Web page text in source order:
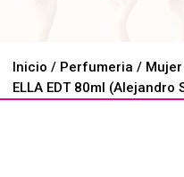
Inicio / Perfumeria / Mujer
ELLA EDT 80ml (Alejandro